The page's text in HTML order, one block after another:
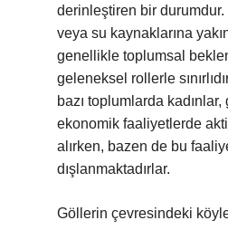
derinleştiren bir durumdur.
veya su kaynaklarına
genellikle toplumsal
geleneksel rollerle
bazı toplumlarda
ekonomik faaliyetlerde
alırken, bazen de bu
dışlanmaktadırlar.
Göllerin çevresindeki